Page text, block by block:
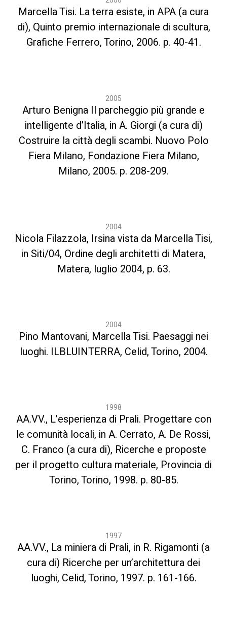
Marcella Tisi. La terra esiste, in APA (a cura
di), Quinto premio internazionale di scultura,
Grafiche Ferrero, Torino, 2006. p. 40-41.
2005
Arturo Benigna Il parcheggio più grande e
intelligente d’Italia, in A. Giorgi (a cura di)
Costruire la città degli scambi. Nuovo Polo
Fiera Milano, Fondazione Fiera Milano,
Milano, 2005. p. 208-209.
2004
Nicola Filazzola, Irsina vista da Marcella Tisi,
in Siti/04, Ordine degli architetti di Matera,
Matera, luglio 2004, p. 63.
2004
Pino Mantovani, Marcella Tisi. Paesaggi nei
luoghi. ILBLUINTERRA, Celid, Torino, 2004.
1998
AA.VV., L’esperienza di Prali. Progettare con
le comunità locali, in A. Cerrato, A. De Rossi,
C. Franco (a cura di), Ricerche e proposte
per il progetto cultura materiale, Provincia di
Torino, Torino, 1998. p. 80-85.
1997
AA.VV., La miniera di Prali, in R. Rigamonti (a
cura di) Ricerche per un’architettura dei
luoghi, Celid, Torino, 1997. p. 161-166.